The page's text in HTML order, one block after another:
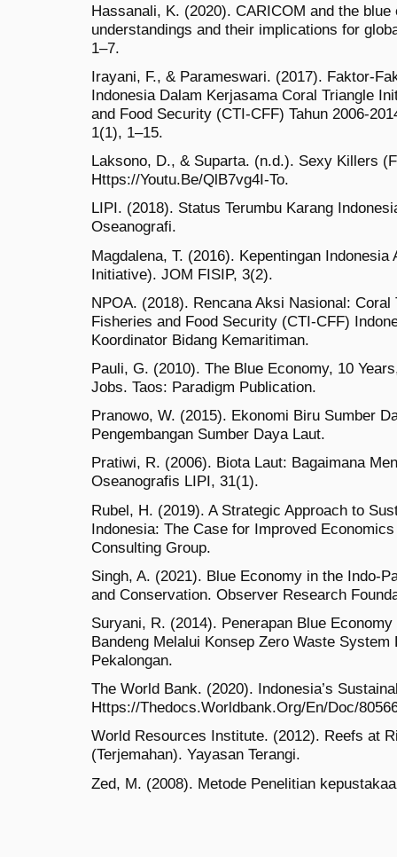
Hassanali, K. (2020). CARICOM and the
understandings and their implications for
1–7.
Irayani, F., & Parameswari. (2017). Faktor-
Indonesia Dalam Kerjasama Coral Triangle
and Food Security (CTI-CFF) Tahun 2006-
1(1), 1–15.
Laksono, D., & Suparta. (n.d.). Sexy Killers
Https://Youtu.Be/QlB7vg4I-To.
LIPI. (2018). Status Terumbu Karang
Oseanografi.
Magdalena, T. (2016). Kepentingan
Initiative). JOM FISIP, 3(2).
NPOA. (2018). Rencana Aksi Nasional:
Fisheries and Food Security (CTI-CFF)
Koordinator Bidang Kemaritiman.
Pauli, G. (2010). The Blue Economy, 10
Jobs. Taos: Paradigm Publication.
Pranowo, W. (2015). Ekonomi Biru Sumber
Pengembangan Sumber Daya Laut.
Pratiwi, R. (2006). Biota Laut: Bagaimana
Oseanografis LIPI, 31(1).
Rubel, H. (2019). A Strategic Approach to
Indonesia: The Case for Improved
Consulting Group.
Singh, A. (2021). Blue Economy in the Indo-
and Conservation. Observer Research
Suryani, R. (2014). Penerapan Blue
Bandeng Melalui Konsep Zero Waste
Pekalongan.
The World Bank. (2020). Indonesia’s
Https://Thedocs.Worldbank.Org/En/Doc/
World Resources Institute. (2012). Reefs at
(Terjemahan). Yayasan Terangi.
Zed, M. (2008). Metode Penelitian